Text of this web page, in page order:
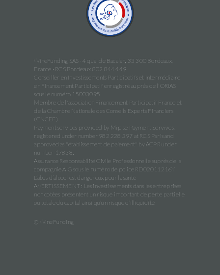
WineFunding SAS · 4 quai de Bacalan, 33 300 Bordeaux,
France · RCS Bordeaux 802 844 449
Conseiller en Investissements Participatifs et Intermédiaire
en Financement Participatif enregistré auprès de l'ORIAS
sous le numéro 15003095
Membre de l'association Financement Participatif France et
de la Chambre Nationale des Conseils Experts Financiers
(CNCEF)
Payment services provided by Mipise Payment Servives,
registered under number 982 228 397 at RCS Paris and
approved as "établissement de paiement" by ACPR under
number 17838.
Assurance Responsabilité Civile Professionnelle auprès de la
compagnie AIG sous le numéro de police RD02011216Y
L’abus d’alcool est dangereux pour la santé
AVERTISSEMENT : Les investissements dans les entreprises
non cotées présentent un risque important de perte partielle
ou totale du capital ainsi qu’un risque d’illiquidité
© WineFunding